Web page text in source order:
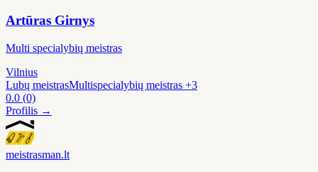
Artūras Girnys
Multi specialybių meistras
Vilnius
Lubų meistrasMultispecialybių meistras +3
0.0 (0)
Profilis →
meistrasman.lt